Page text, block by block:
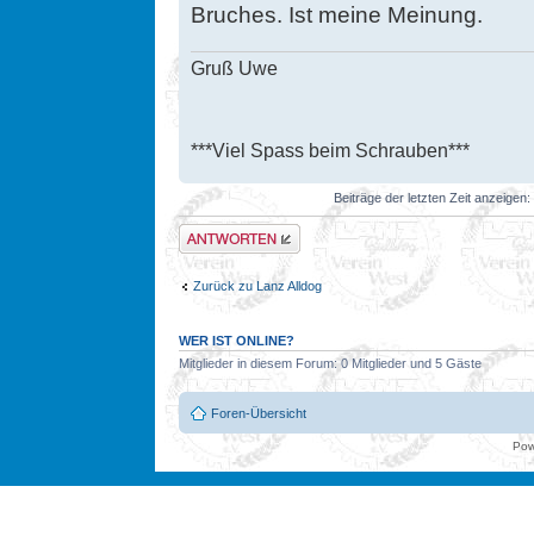
Bruches. Ist meine Meinung.
Gruß Uwe
***Viel Spass beim Schrauben***
Beiträge der letzten Zeit anzeigen:
Antwort erstellen
Zurück zu Lanz Alldog
WER IST ONLINE?
Mitglieder in diesem Forum: 0 Mitglieder und 5 Gäste
Foren-Übersicht